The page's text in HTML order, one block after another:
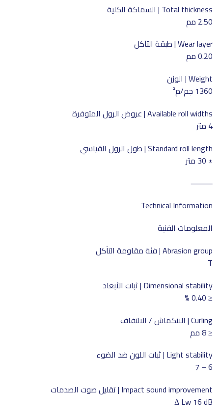
Total thickness | السماكة الكلية
2.50 مم
Wear layer | طبقة التآكل
0.20 مم
Weight | الوزن
1360 جم/م²
Available roll widths | عروض الرول المتوفرة
4 متر
Standard roll length | طول الرول القياسي
± 30 متر
⸻
Technical Information
المعلومات الفنية
Abrasion group | فئة مقاومة التآكل
T
Dimensional stability | ثبات الأبعاد
≤ 0.40 %
Curling | الانكماش / الالتفاف
≤ 8 مم
Light stability | ثبات اللون ضد الضوء
6 – 7
Impact sound improvement | تقليل صوت الصدمات
Δ Lw 16 dB